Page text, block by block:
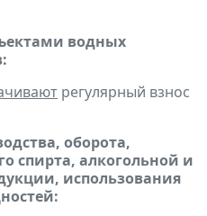
водных
регулярный взнос
оборота,
спирта, алкогольной и
использования